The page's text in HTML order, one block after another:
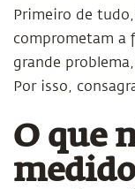
Primeiro de
comprometam a
grande
Por isso,
O que